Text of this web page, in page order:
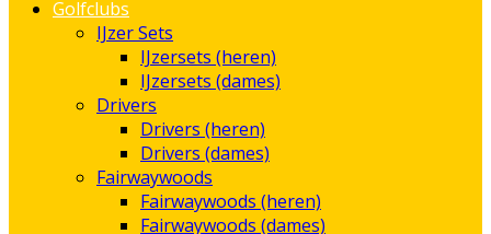
Golfclubs
IJzer Sets
IJzersets (heren)
IJzersets (dames)
Drivers
Drivers (heren)
Drivers (dames)
Fairwaywoods
Fairwaywoods (heren)
Fairwaywoods (dames)